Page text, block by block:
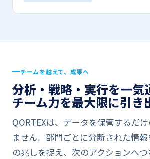
チームを​​越えて、​​成果へ
分析・戦略・実行を​​一気​
チーム力を​​最大限に​​引き
QORTEXは、​データを​保管するだ
ません。​部門ごとに​分断された​情
の​兆しを​捉え、​次の​アクションへ